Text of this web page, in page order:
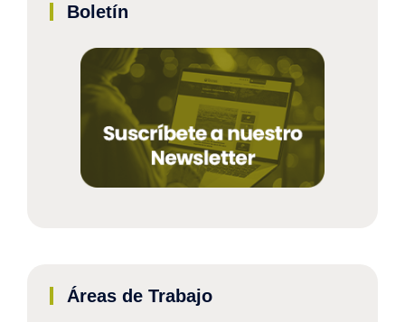
Boletín
Áreas de Trabajo